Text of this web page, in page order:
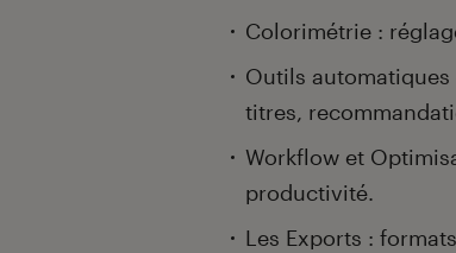
Colorimétrie :
Outils
titres,
Workflow et
productivité.
Les Exports :